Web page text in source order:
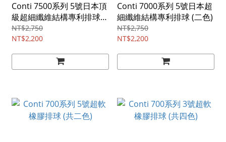
Conti 7500系列 5號日本頂
級超細纖維結構專利排球
(五色)
NT$2,750
NT$2,200
Conti 7000系列 5號日本超
細纖維結構專利排球 (二色)
NT$2,750
NT$2,200